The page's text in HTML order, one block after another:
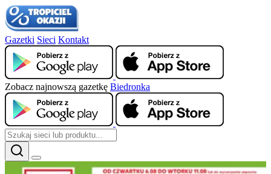
Gazetki Sieci Kontakt
Zobacz najnowszą gazetkę Biedronka